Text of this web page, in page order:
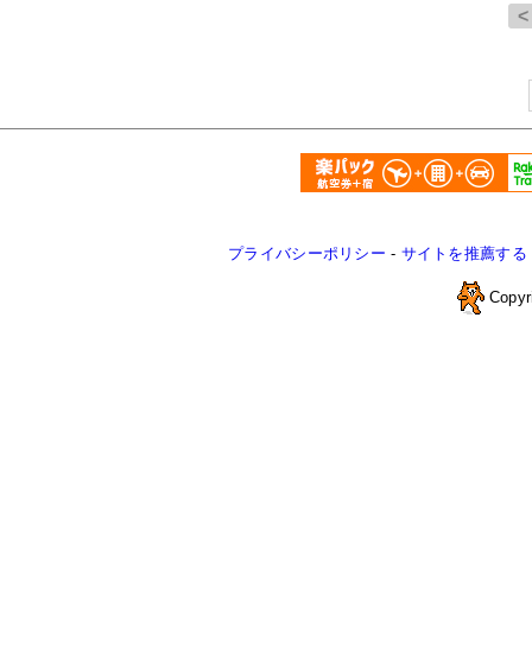
プライバシーポリシー - サイトを推薦する